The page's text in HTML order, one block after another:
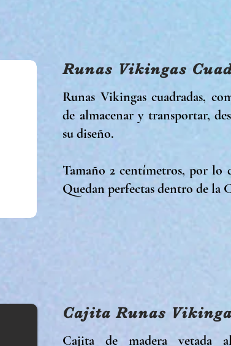
Runas Vikingas
Runas Vikingas cuadradas,
de almacenar y transportar,
su diseño.
Tamaño 2 centímetros, por lo
Quedan perfectas dentro de la
Cajita Runas
Cajita de madera vetada